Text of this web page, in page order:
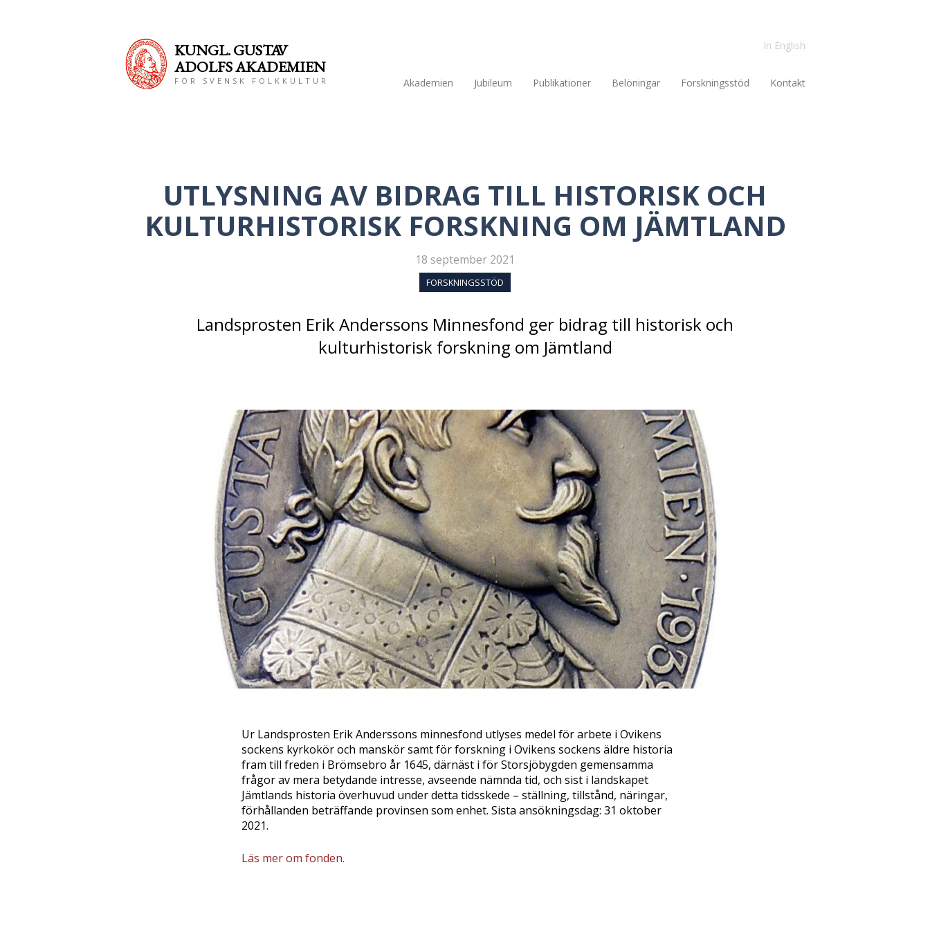
KUNGL. GUSTAV
ADOLFS AKADEMIEN
FÖR SVENSK FOLKKULTUR
In English
Akademien Jubileum Publikationer Belöningar Forskningsstöd Kontakt
UTLYSNING AV BIDRAG TILL HISTORISK OCH
KULTURHISTORISK FORSKNING OM JÄMTLAND
18 september 2021
FORSKNINGSSTÖD
Landsprosten Erik Anderssons Minnesfond ger bidrag till historisk och
kulturhistorisk forskning om Jämtland
Ur Landsprosten Erik Anderssons minnesfond utlyses medel för arbete i Ovikens
sockens kyrkokör och manskör samt för forskning i Ovikens sockens äldre historia
fram till freden i Brömsebro år 1645, därnäst i för Storsjöbygden gemensamma
frågor av mera betydande intresse, avseende nämnda tid, och sist i landskapet
Jämtlands historia överhuvud under detta tidsskede – ställning, tillstånd, näringar,
förhållanden beträffande provinsen som enhet. Sista ansökningsdag: 31 oktober
2021.
Läs mer om fonden.